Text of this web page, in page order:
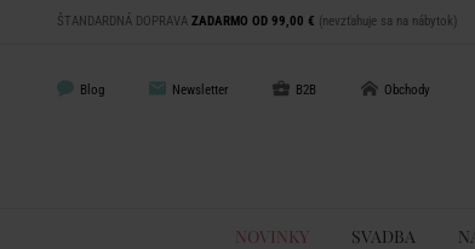
ŠTANDARDNÁ DOPRAVA ZADARMO OD 99,00 € (nevzťahuje sa na nábytok)
Blog Newsletter B2B Obchody
NOVINKY SVADBA